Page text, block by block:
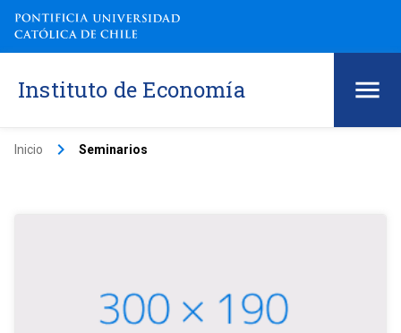
Instituto de Economía
Inicio keyboard_arrow_right Seminarios